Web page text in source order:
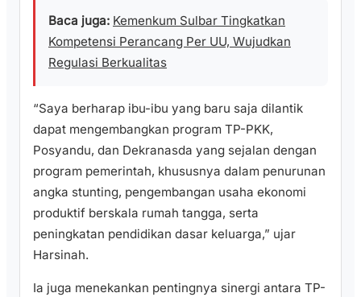
Baca juga: Kemenkum Sulbar Tingkatkan
Kompetensi Perancang Per UU, Wujudkan
Regulasi Berkualitas
“Saya berharap ibu-ibu yang baru saja dilantik
dapat mengembangkan program TP-PKK,
Posyandu, dan Dekranasda yang sejalan dengan
program pemerintah, khususnya dalam penurunan
angka stunting, pengembangan usaha ekonomi
produktif berskala rumah tangga, serta
peningkatan pendidikan dasar keluarga,” ujar
Harsinah.
Ia juga menekankan pentingnya sinergi antara TP-